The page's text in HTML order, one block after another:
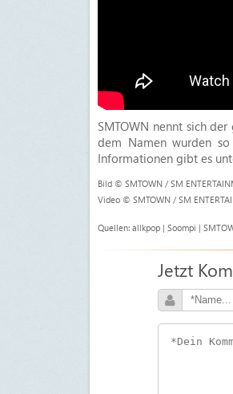
SMTOWN nennt sich
dem Namen wurden so
Informationen gibt es
Bild © SMTOWN / SM
Video © SMTOWN / SM
Quellen: allkpop | Soompi |
Jetzt